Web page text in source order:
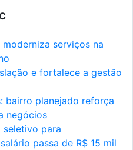
serviços na
e fortalece a gestão
bairro planejado reforça
negócios
seletivo para
passa de R$ 15 mil